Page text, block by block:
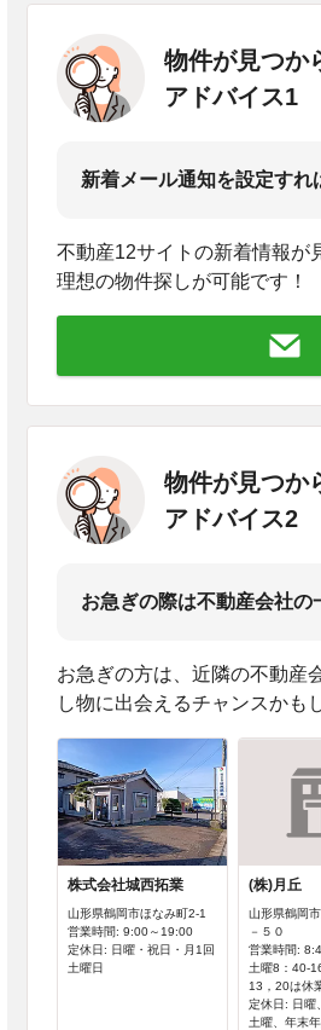
物件が見つか
アドバイス1
新着メール通知を設定すれ
不動産12サイトの新着情報が
理想の物件探しが可能です！
物件が見つか
アドバイス2
お急ぎの際は不動産会社の
お急ぎの方は、近隣の不動産
し物に出会えるチャンスかも
株式会社城西拓業
山形県鶴岡市ほなみ町2-1
営業時間: 9:00～19:00
定休日: 日曜・祝日・月1回
土曜日
(株)月丘
山形県鶴岡
－５０
営業時間:
土曜8：40-
13，20は休業
定休日: 日曜
土曜、年末